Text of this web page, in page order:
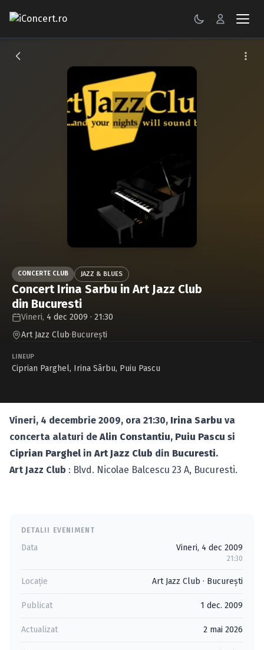
CONCERTE
Caută în site...
CONCERTE CLUB JAZZ & BLUES
Concert Irina Sarbu in Art Jazz Club
din Bucuresti
Vineri, 4 dec 2009 · 21:30
Art Jazz Club·Bucureşti
LINEUP
Ciprian Parghel, Irina Sârbu, Puiu Pascu
Vineri, 4 decembrie 2009, ora 21:30, Irina Sarbu va
concerta alaturi deAlin Constantiu, Puiu Pascu si
Ciprian Parghel inArt Jazz Club din Bucuresti.
Art Jazz Club : Blvd. Nicolae Balcescu 23 A, Bucuresti.
DETALII EVENIMENT
Data Vineri, 4 dec 2009
21:30
Locație Art Jazz Club · Bucureşti
Publicat 1 dec. 2009
Actualizat 2 mai 2026